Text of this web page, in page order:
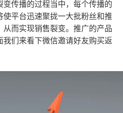
②睿客宝
传播的过程当中，每个传播的
平台迅速聚拢一大批粉丝和推
而实现销售裂变。推广的产品
们来看下微信邀请好友购买返